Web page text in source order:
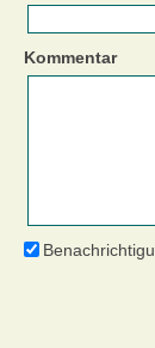
Kommentar